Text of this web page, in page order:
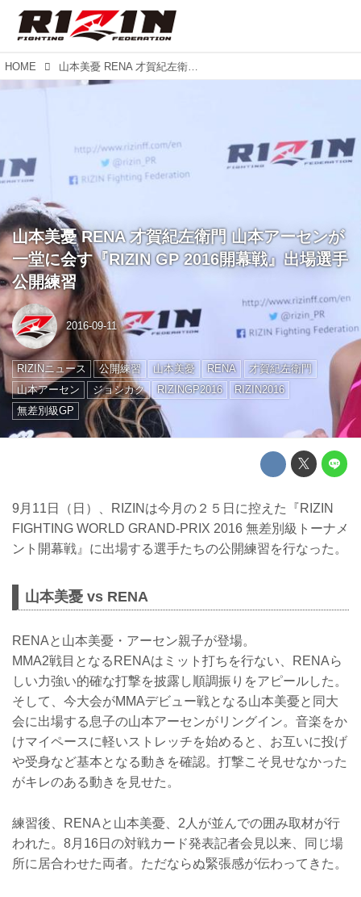
HOME 山本美憂 RENA 才賀紀左衛門 山本アーセンが一堂に会す『RIZIN GP 2016開幕戦』出場選手公開練習
山本美憂 RENA 才賀紀左衛門 山本アーセンが
一堂に会す『RIZIN GP 2016開幕戦』出場選手
公開練習
2016-09-11
RIZINニュース 公開練習 山本美憂 RENA
才賀紀左衛門
山本アーセン
ジョシカク RIZINGP2016
RIZIN2016
無差別級GP
9月11日（日）、RIZINは今月の２５日に控えた『RIZIN
FIGHTING WORLD GRAND-PRIX 2016 無差別級トーナメ
ント開幕戦』に出場する選手たちの公開練習を行なった。
山本美憂 vs RENA
RENAと山本美憂・アーセン親子が登場。
MMA2戦目となるRENAはミット打ちを行ない、RENAら
しい力強い的確な打撃を披露し順調振りをアピールした。
そして、今大会がMMAデビュー戦となる山本美憂と同大
会に出場する息子の山本アーセンがリングイン。音楽をか
けマイペースに軽いストレッチを始めると、お互いに投げ
や受身など基本となる動きを確認。打撃こそ見せなかった
がキレのある動きを見せた。
練習後、RENAと山本美憂、2人が並んでの囲み取材が行
われた。8月16日の対戦カード発表記者会見以来、同じ場
所に居合わせた両者。ただならぬ緊張感が伝わってきた。